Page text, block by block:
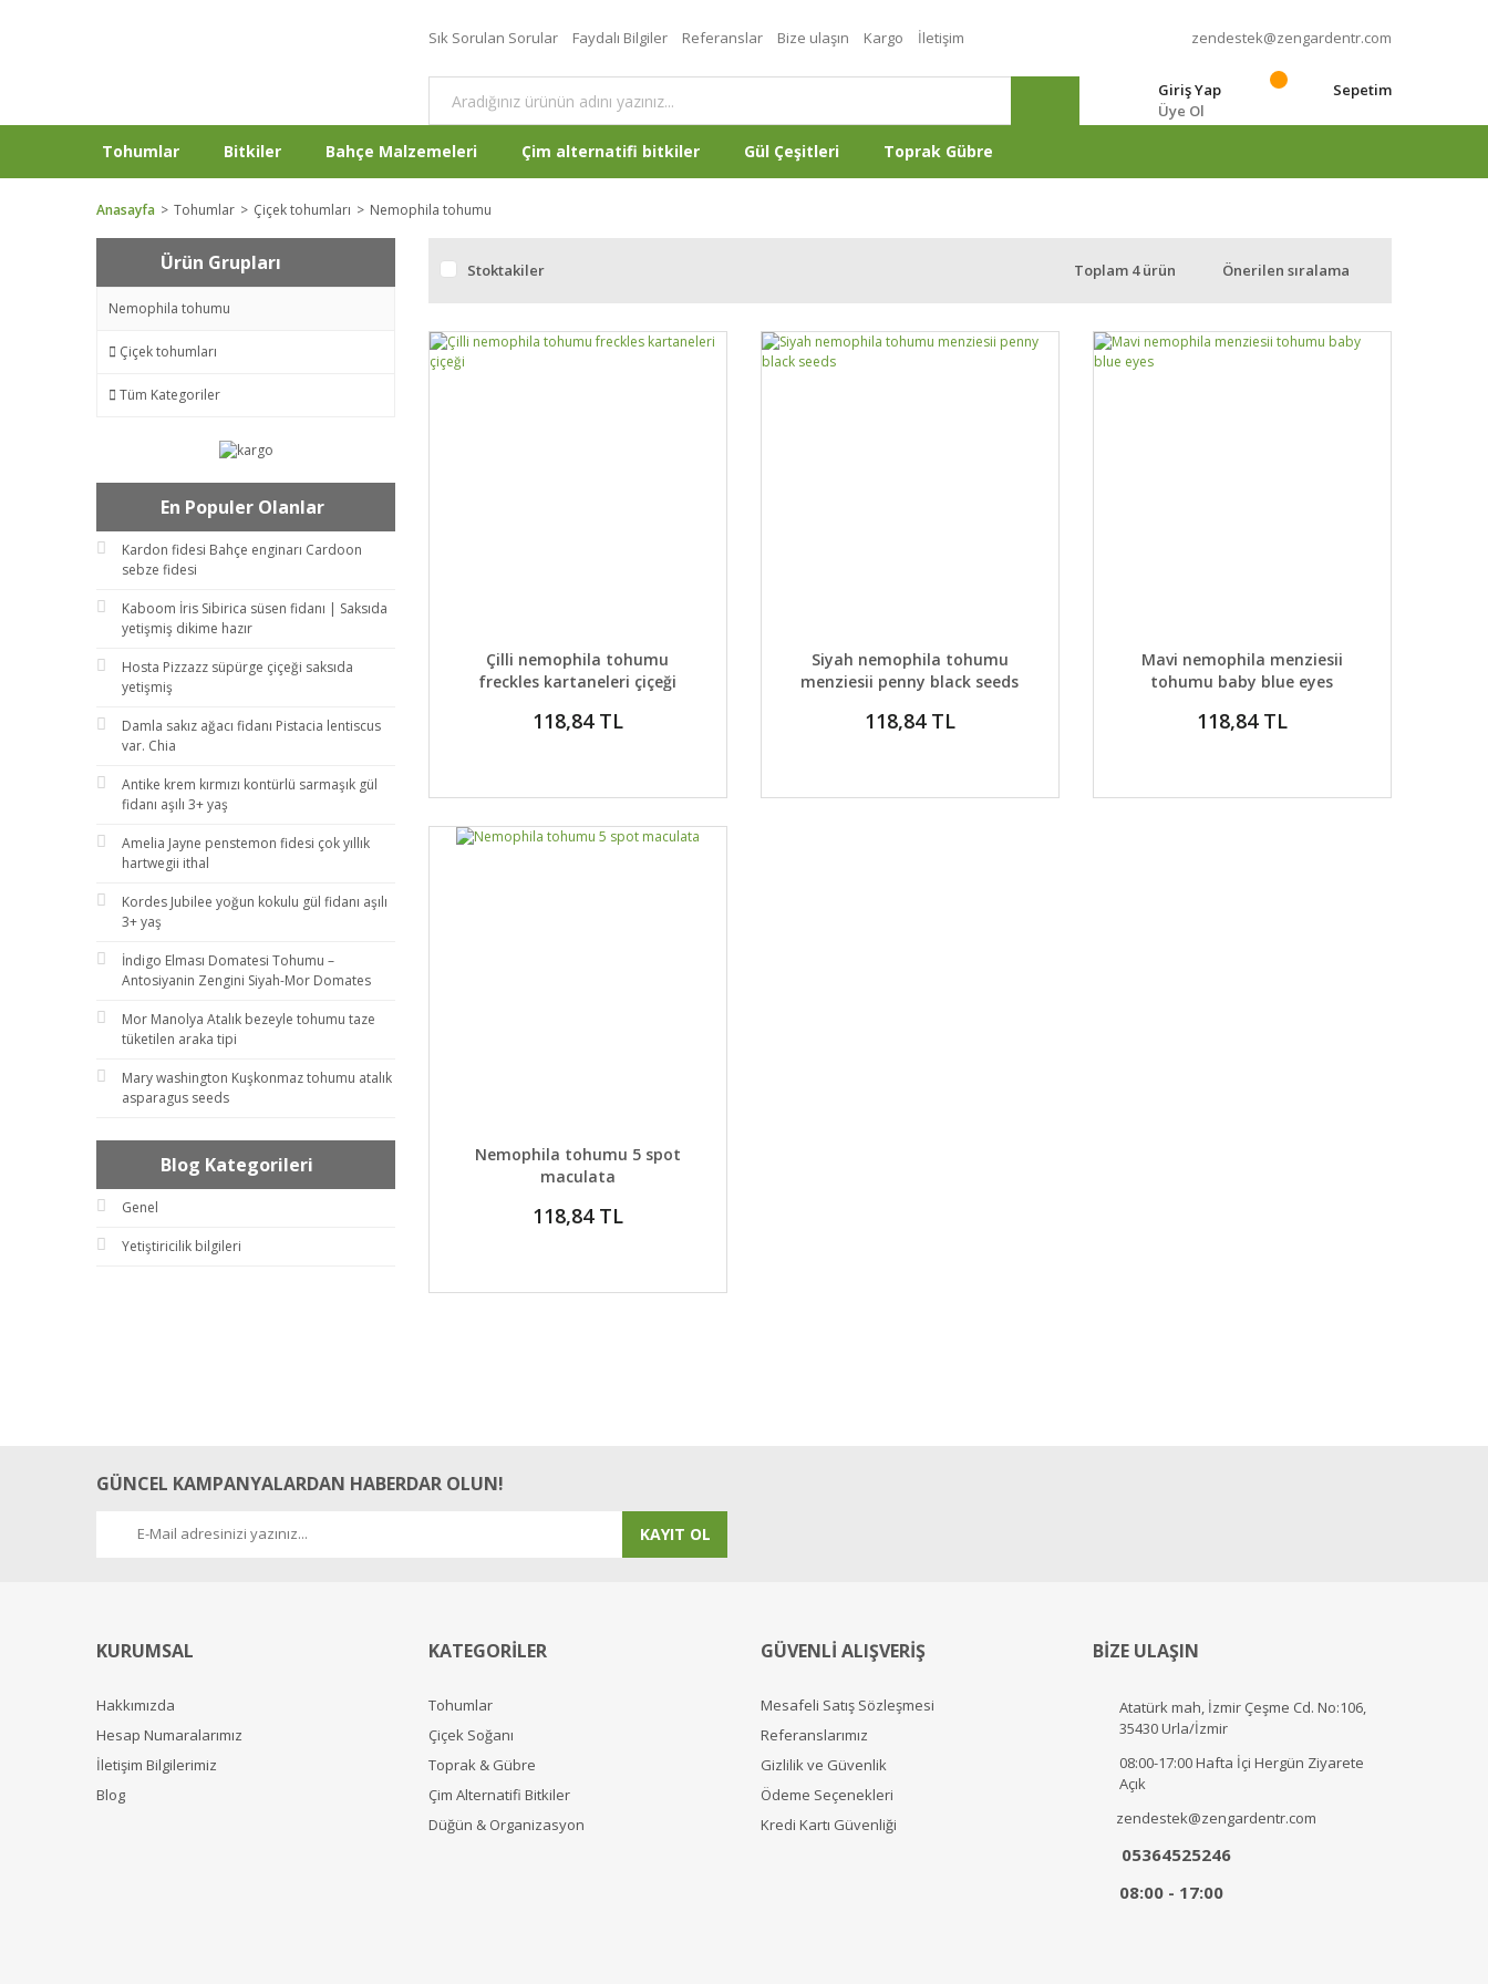
Sık Sorulan Sorular Faydalı Bilgiler Referanslar Bize ulaşın Kargo İletişim zendestek@zengardentr.com
Giriş Yap
Üye Ol
Sepetim
Tohumlar Bitkiler Bahçe Malzemeleri Çim alternatifi bitkiler Gül Çeşitleri Toprak Gübre
Anasayfa Tohumlar Çiçek tohumları Nemophila tohumu
Ürün Grupları
Nemophila tohumu
Çiçek tohumları
Tüm Kategoriler
En Populer Olanlar
Kardon fidesi Bahçe enginarı Cardoon
sebze fidesi
Kaboom İris Sibirica süsen fidanı | Saksıda
yetişmiş dikime hazır
Hosta Pizzazz süpürge çiçeği saksıda
yetişmiş
Damla sakız ağacı fidanı Pistacia lentiscus
var. Chia
Antike krem kırmızı kontürlü sarmaşık gül
fidanı aşılı 3+ yaş
Amelia Jayne penstemon fidesi çok yıllık
hartwegii ithal
Kordes Jubilee yoğun kokulu gül fidanı aşılı
3+ yaş
İndigo Elması Domatesi Tohumu –
Antosiyanin Zengini Siyah-Mor Domates
Mor Manolya Atalık bezeyle tohumu taze
tüketilen araka tipi
Mary washington Kuşkonmaz tohumu atalık
asparagus seeds
Blog Kategorileri
Genel
Yetiştiricilik bilgileri
Stoktakiler Toplam 4 ürün
DETAYLAR SEPETE EKLE
Çilli nemophila tohumu
freckles kartaneleri çiçeği
118,84 TL
DETAYLAR SEPETE EKLE
Siyah nemophila tohumu
menziesii penny black seeds
118,84 TL
DETAYLAR SEPETE EKLE
Mavi nemophila menziesii
tohumu baby blue eyes
118,84 TL
DETAYLAR GELİNCE HABER VER
Nemophila tohumu 5 spot
maculata
118,84 TL
GÜNCEL KAMPANYALARDAN HABERDAR OLUN!
KAYIT OL
KURUMSAL
Hakkımızda
Hesap Numaralarımız
İletişim Bilgilerimiz
Blog
KATEGORİLER
Tohumlar
Çiçek Soğanı
Toprak & Gübre
Çim Alternatifi Bitkiler
Düğün & Organizasyon
GÜVENLİ ALIŞVERİŞ
Mesafeli Satış Sözleşmesi
Referanslarımız
Gizlilik ve Güvenlik
Ödeme Seçenekleri
Kredi Kartı Güvenliği
BİZE ULAŞIN
Atatürk mah, İzmir Çeşme Cd. No:106,
35430 Urla/İzmir
08:00-17:00 Hafta İçi Hergün Ziyarete
Açık
zendestek@zengardentr.com
05364525246
08:00 - 17:00